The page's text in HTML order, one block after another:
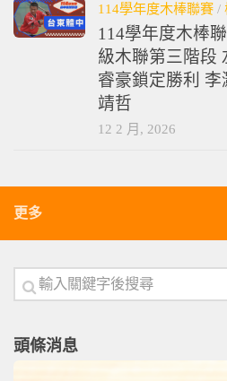
114學年度木棒聯賽 /
114學年度木棒
級木聯第三階段
睿豪鎖定勝利
靖哲
12 2 月, 2026
更多
頭條消息